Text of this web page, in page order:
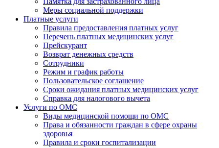
Меры социальной поддержки
Платные услуги
Правила предоставления платных услуг
Перечень платных медицинских услуг
Прейскурант
Возврат денежных средств
Сотрудники
Режим и график работы
Пользовательское соглашение
Сроки ожидания платных медицинских услуг
Справка для налогового вычета
Услуги по ОМС
Виды медицинской помощи по ОМС
Права и обязанности граждан в сфере охраны
здоровья
Правила и сроки госпитализации